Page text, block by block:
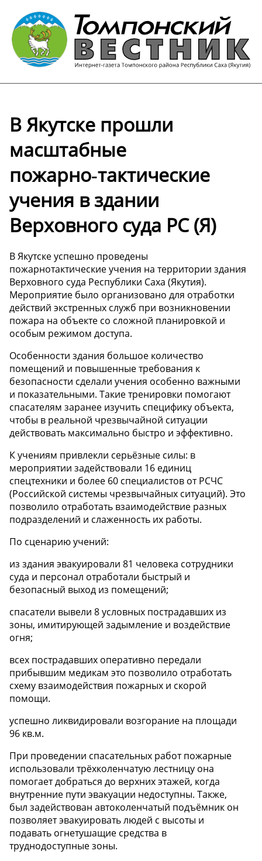
В Якутске прошли
масштабные
пожарно‑тактические
учения в здании
Верховного суда РС (Я)
В Якутске успешно проведены
пожарнотактические учения на территории здания
Верховного суда Республики Саха (Якутия).
Мероприятие было организовано для отработки
действий экстренных служб при возникновении
пожара на объекте со сложной планировкой и
особым режимом доступа.
Особенности здания большое количество
помещений и повышенные требования к
безопасности сделали учения особенно важными
и показательными. Такие тренировки помогают
спасателям заранее изучить специфику объекта,
чтобы в реальной чрезвычайной ситуации
действовать максимально быстро и эффективно.
К учениям привлекли серьёзные силы: в
мероприятии задействовали 16 единиц
спецтехники и более 60 специалистов от РСЧС
(Российской системы чрезвычайных ситуаций). Это
позволило отработать взаимодействие разных
подразделений и слаженность их работы.
По сценарию учений:
из здания эвакуировали 81 человека сотрудники
суда и персонал отработали быстрый и
безопасный выход из помещений;
спасатели вывели 8 условных пострадавших из
зоны, имитирующей задымление и воздействие
огня;
всех пострадавших оперативно передали
прибывшим медикам это позволило отработать
схему взаимодействия пожарных и скорой
помощи.
успешно ликвидировали возгорание на площади
96 кв.м.
При проведении спасательных работ пожарные
использовали трёхколенчатую лестницу она
помогает добраться до верхних этажей, когда
внутренние пути эвакуации недоступны. Также,
был задействован автоколенчатый подъёмник он
позволяет эвакуировать людей с высоты и
подавать огнетушащие средства в
труднодоступные зоны.